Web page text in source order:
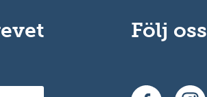
Följ oss